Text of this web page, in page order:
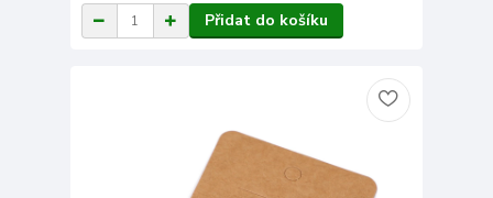
Přidat do košíku